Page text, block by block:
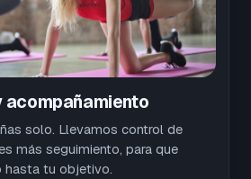
acompañamiento
solo. Llevamos control de
más seguimiento, para que
hasta tu objetivo.